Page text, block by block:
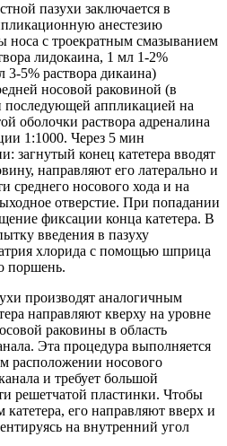
пазухи заключается в
анестезию
носа с троекратным смазыванием
лидокаина, 1 мл 1-2%
3-5% раствора дикаина)
носовой раковиной (в
последующей аппликацией на
оболочки раствора адреналина
1:1000. Через 5 мин
загнутый конец катетера вводят
направляют его латерально и
среднего носового хода и на
отверстие. При попадании
фиксации конца катетера. В
введения в пазуху
хлорида с помощью шприца
поршень.
производят аналогичным
направляют кверху на уровне
раковины в область
Эта процедура выполняется
расположении носового
и требует большой
решетчатой пластинки. Чтобы
катетера, его направляют вверх и
на внутренний угол